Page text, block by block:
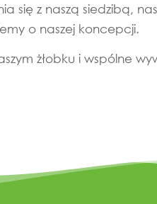
się z naszą siedzibą,
o naszej koncepcji.
żłobku i wspólne